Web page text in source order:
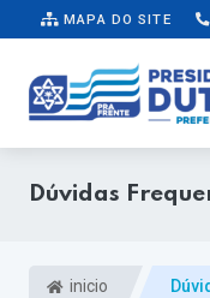
MAPA DO SITE
Dúvidas
inicio